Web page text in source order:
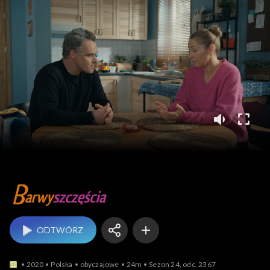
Barwy szczęścia
ODTWÓRZ
2020 Polska obyczajowe 24m Sezon 24, odc. 2367